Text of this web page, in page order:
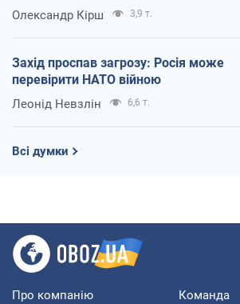
Олександр Кірш 3,9 т.
Захід проспав загрозу: Росія може
перевірити НАТО війною
Леонід Невзлін 6,6 т.
Всі думки
Про компанію Команда